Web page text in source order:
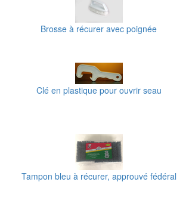
Brosse à récurer avec poignée
Clé en plastique pour ouvrir seau
Tampon bleu à récurer, approuvé fédéral